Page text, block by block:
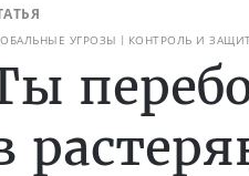
УГРОЗЫ КОНТРОЛЬ И